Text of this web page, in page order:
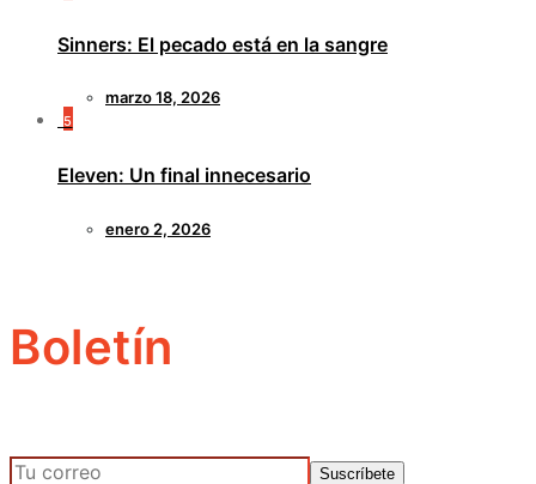
Sinners: El pecado está en la sangre
marzo 18, 2026
5
Eleven: Un final innecesario
enero 2, 2026
Boletín